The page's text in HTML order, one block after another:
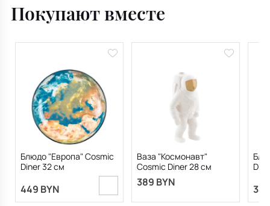
Покупают вместе
Блюдо "Европа" Cosmic
Diner 32 см
449 BYN
Ваза "Космонавт"
Cosmic Diner 28 см
389 BYN